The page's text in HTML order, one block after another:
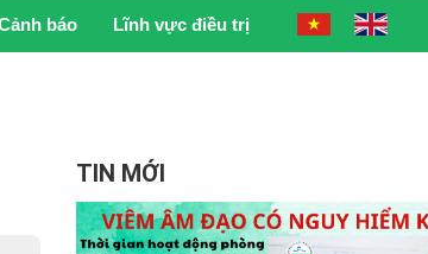
báo Lĩnh vực điều trị
TIN MỚI